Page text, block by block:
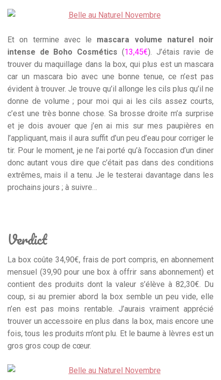
Et on termine avec le mascara volume naturel noir
intense de Boho Cosmétics (13,45€). J’étais ravie de
trouver du maquillage dans la box, qui plus est un mascara
car un mascara bio avec une bonne tenue, ce n’est pas
évident à trouver. Je trouve qu’il allonge les cils plus qu’il ne
donne de volume ; pour moi qui ai les cils assez courts,
c’est une très bonne chose. Sa brosse droite m’a surprise
et je dois avouer que j’en ai mis sur mes paupières en
l’appliquant, mais il aura suffit d’un peu d’eau pour corriger le
tir. Pour le moment, je ne l’ai porté qu’à l’occasion d’un diner
donc autant vous dire que c’était pas dans des conditions
extrêmes, mais il a tenu. Je le testerai davantage dans les
prochains jours ; à suivre…
Verdict
La box coûte 34,90€, frais de port compris, en abonnement
mensuel (39,90 pour une box à offrir sans abonnement) et
contient des produits dont la valeur s’élève à 82,30€. Du
coup, si au premier abord la box semble un peu vide, elle
n’en est pas moins rentable. J’aurais vraiment apprécié
trouver un accessoire en plus dans la box, mais encore une
fois, tous les produits m’ont plu. Et le baume à lèvres est un
gros gros coup de cœur.